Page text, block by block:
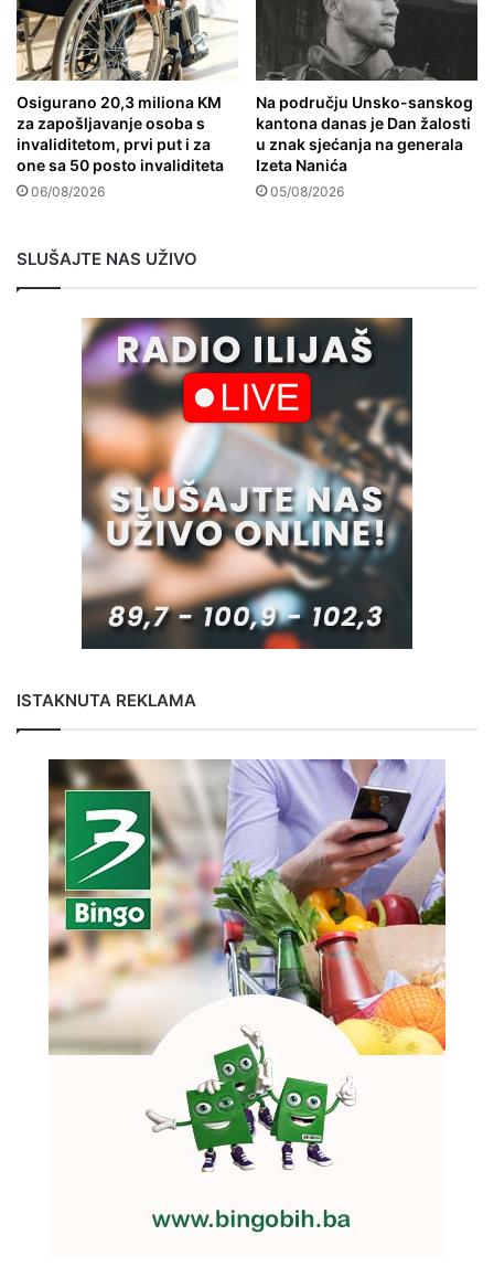
Osigurano 20,3 miliona KM
za zapošljavanje osoba s
invaliditetom, prvi put i za
one sa 50 posto invaliditeta
06/08/2026
Na području Unsko-sanskog
kantona danas je Dan žalosti
u znak sjećanja na generala
Izeta Nanića
05/08/2026
SLUŠAJTE NAS UŽIVO
ISTAKNUTA REKLAMA